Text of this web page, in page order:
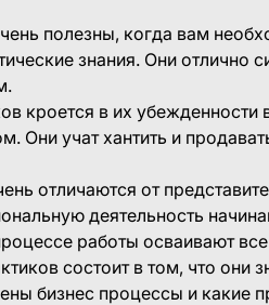
полезны, когда вам
знания. Они отлично
кроется в их убежденности
Они учат хантить и
отличаются от
деятельность
работы осваивают
состоит в том, что они
бизнес процессы и какие